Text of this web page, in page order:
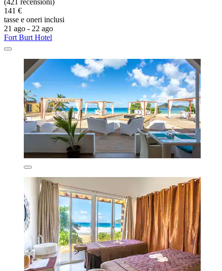
(421 recensioni)
141 €
tasse e oneri inclusi
21 ago - 22 ago
Fort Burt Hotel